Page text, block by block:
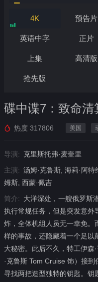
4K 预告片
英语中字 正片
上集 高清版
抢先版
碟中谍7：致命清
热度 317806 美国
导演: 克里斯托弗·麦奎里
主演: 汤姆·克鲁斯, 海莉·阿特
姆斯, 西蒙·佩吉
简介: 大洋深处，一艘俄罗斯
执行常规任务，但是突发意外
炸，全体机组人员无一幸免。
样的事故，还隐藏着一个足以
大秘密。此后不久，特工伊森
·克鲁斯 Tom Cruise 饰）接到
寻找两把造型独特的钥匙。钥